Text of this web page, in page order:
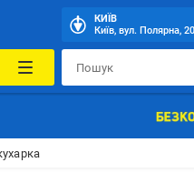
КИЇВ
Київ, вул. Полярна,